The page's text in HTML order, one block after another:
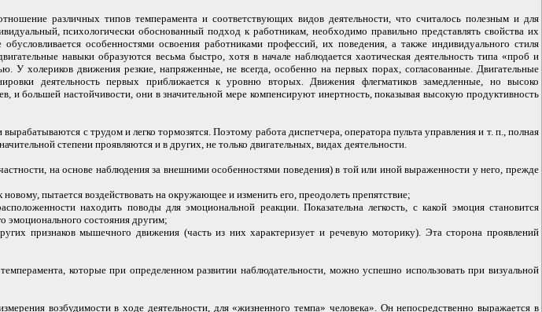
различных типов темперамента и соответствующих видов деятельности, что считалось полезным и для
психологически обоснованный подход к работникам, необходимо правильно представлять свойства их
особенностями освоения работниками профессий, их поведения, а также индивидуального стиля
навыки образуются весьма быстро, хотя в начале наблюдается хаотическая деятельность типа «проб и
холериков движения резкие, напряженные, не всегда, особенно на первых порах, согласованные. Двигательные
деятельность первых приближается к уровню вторых. Движения флегматиков замедленные, но высоко
и большей настойчивости, они в значительной мере компенсируют инертность, показывая высокую продуктивность
с трудом и легко тормозятся. Поэтому работа диспетчера, оператора пульта управления и т. п., полная
степени проявляются и в других, не только двигательных, видах деятельности.
на основе наблюдения за внешними особенностями поведения) в той или иной выраженности у него, прежде
пытается воздействовать на окружающее и изменить его, преодолеть препятствие;
находить поводы для эмоциональной реакции. Показательна легкость, с какой эмоция становится
эмоционального состояния другим;
признаков мышечного движения (часть из них характеризует и речевую моторику). Эта сторона проявлений
которые при определенном развитии наблюдательности, можно успешно использовать при визуальной
возбудимости в ходе деятельности, для «жизненного темпа» человека». Он непосредственно выражается в